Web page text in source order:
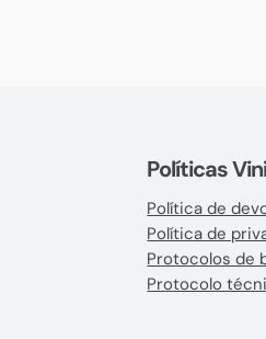
Políticas
Política de
Política de
Protocolos de
Protocolo